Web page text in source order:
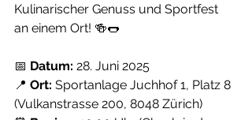
Kulinarischer Genuss und Sportfest
an einem Ort! 🍻🌭
📅 Datum: 28. Juni 2025
📍 Ort: Sportanlage Juchhof 1, Platz 8
(Vulkanstrasse 200, 8048 Zürich)